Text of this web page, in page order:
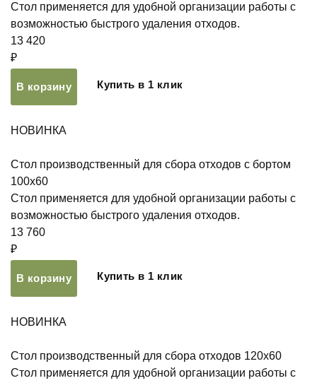
Стол применяется для удобной организации работы с
возможностью быстрого удаления отходов.
13 420
₽
В корзину Купить в 1 клик
НОВИНКА
Стол производственный для сбора отходов с бортом
100х60
Стол применяется для удобной организации работы с
возможностью быстрого удаления отходов.
13 760
₽
В корзину Купить в 1 клик
НОВИНКА
Стол производственный для сбора отходов 120х60
Стол применяется для удобной организации работы с